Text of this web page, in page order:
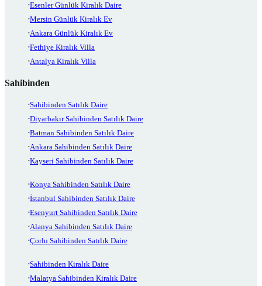
Esenler Günlük Kiralık Daire
Mersin Günlük Kiralık Ev
Ankara Günlük Kiralık Ev
Fethiye Kiralık Villa
Antalya Kiralık Villa
Sahibinden
Sahibinden Satılık Daire
Diyarbakır Sahibinden Satılık Daire
Batman Sahibinden Satılık Daire
Ankara Sahibinden Satılık Daire
Kayseri Sahibinden Satılık Daire
Konya Sahibinden Satılık Daire
İstanbul Sahibinden Satılık Daire
Esenyurt Sahibinden Satılık Daire
Alanya Sahibinden Satılık Daire
Çorlu Sahibinden Satılık Daire
Sahibinden Kiralık Daire
Malatya Sahibinden Kiralık Daire